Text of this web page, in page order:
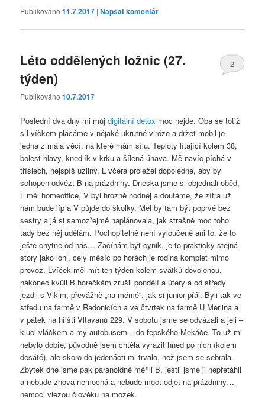
Publikováno11.7.2017 |Napsat komentář
Léto oddělených ložnic (27.
týden)
Publikováno10.7.2017
2
Poslední dva dny mi můjdigitální detox moc nejde. Oba se totiž
s Lvíčkem plácáme v nějaké ukrutné viróze a držet mobil je
jedna z mála věcí, na které mám sílu. Teploty lítající kolem 38,
bolest hlavy, knedlík v krku a šílená únava. Mě navíc píchá v
tříslech, nejspíš uzliny, L včera proležel dopoledne, aby byl
schopen odvézt B na prázdniny. Dneska jsme si objednali oběd,
L měl homeoffice, V byl hrozně hodnej a doufáme, že zítra už
nám bude líp a V půjde do školky. Měl by tam být poprvé bez
sestry a já si samozřejmě naplánovala, jak strašně moc toho
tady bez něj udělám. Pochopitelně není vyloučené ani to, že to
ještě chytne od nás… Začínám být cynik, je to prakticky stejná
story jako loni, celý měsíc po horách je rodina komplet mimo
provoz. Lvíček měl mít ten týden kolem svátků dovolenou,
nakonec kvůli B horečkám zrušil pondělí a úterý a od středy
jezdil s Vikim, převážně „na mémé“, jak si junior přál. Byli tak ve
středu na farmě v Radonicích a ve čtvrtek na farmě U Merlina a
v pátek na hřišti Vltavanů 229. V sobotu jsme se odvázali a jeli –
kluci vláčkem a my autobusem – do řepského Mekáče. To už mi
nebylo dobře, původně jsem chtěla vyrazit hned po nich (kolem
desáté), ale skoro do jedenácti mi trvalo, než jsem se sebrala.
Zbytek dne jsme pak paranoidně měřili B, jestli jsme ji nepřetáhli
a nebude znova nemocná a nebude moct odjet na prázdniny…
nemoci vlezou člověku na mozek.